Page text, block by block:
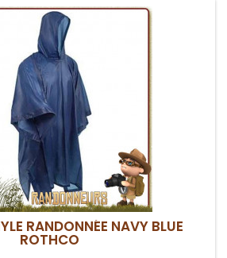
RANDONNÉE NAVY BLUE
ROTHCO